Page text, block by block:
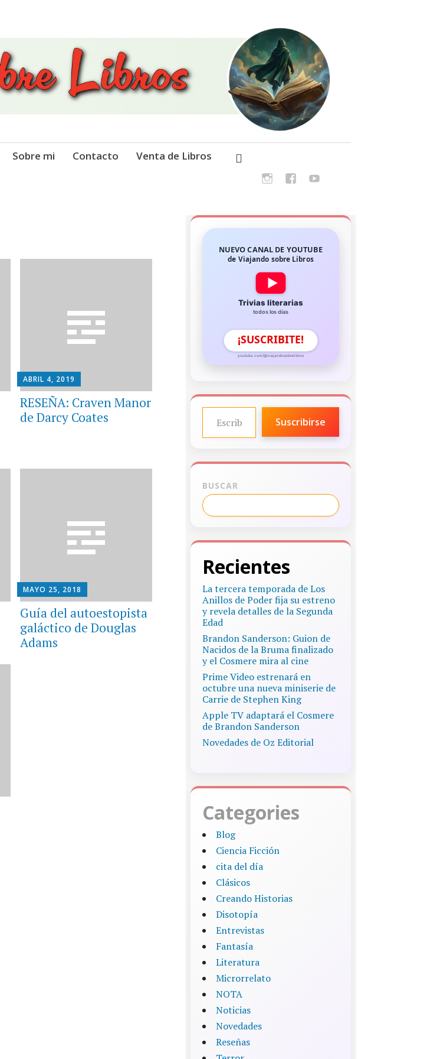
Sobre mi Contacto Venta de Libros
ABRIL 4, 2019
RESEÑA: Craven Manor
de Darcy Coates
MAYO 25, 2018
Guía del autoestopista
galáctico de Douglas
Adams
NUEVO CANAL DE YOUTUBE
de Viajando sobre Libros
Trivias literarias
todos los días
¡SUSCRIBITE!
youtube.com/@viajandosobrelibros
ESCRIBE TU CORREO ELECTRÓNICO…
Suscribirse
BUSCAR
Recientes
La tercera temporada de Los
Anillos de Poder fija su estreno
y revela detalles de la Segunda
Edad
Brandon Sanderson: Guion de
Nacidos de la Bruma finalizado
y el Cosmere mira al cine
Prime Video estrenará en
octubre una nueva miniserie de
Carrie de Stephen King
Apple TV adaptará el Cosmere
de Brandon Sanderson
Novedades de Oz Editorial
Categories
Blog
Ciencia Ficción
cita del día
Clásicos
Creando Historias
Disotopía
Entrevistas
Fantasía
Literatura
Microrrelato
NOTA
Noticias
Novedades
Reseñas